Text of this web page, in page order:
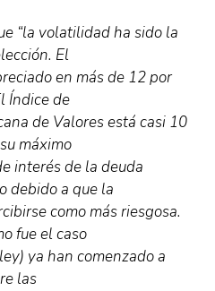
“la volatilidad ha sido la
El
en más de 12 por
Índice de
de Valores está casi 10
máximo
interés de la deuda
debido a que la
como más riesgosa.
fue el caso
ya han comenzado a
las